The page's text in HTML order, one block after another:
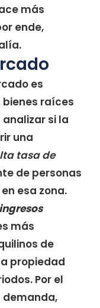
más
ende,
es
raíces
si la
una
tasa de
de personas
esa zona.
más
de
propiedad
Por el
demanda,